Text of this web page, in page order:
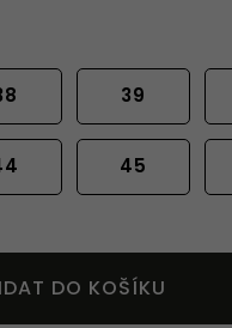
39
45
DO KOŠÍKU